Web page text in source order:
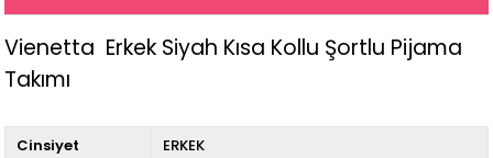
Vienetta Erkek Siyah Kısa Kollu Şortlu Pijama
Takımı
Cinsiyet ERKEK